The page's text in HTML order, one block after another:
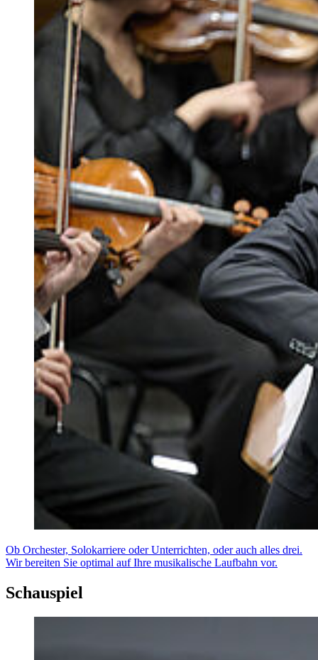
Ob Orchester, Solokarriere oder Unterrichten, oder auch alles drei.
Wir bereiten Sie optimal auf Ihre musikalische Laufbahn vor.
Schauspiel